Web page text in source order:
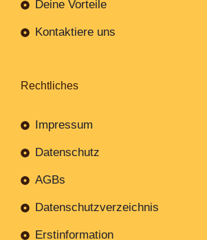
Deine Vorteile
Kontaktiere uns
Rechtliches
Impressum
Datenschutz
AGBs
Datenschutzverzeichnis
Erstinformation